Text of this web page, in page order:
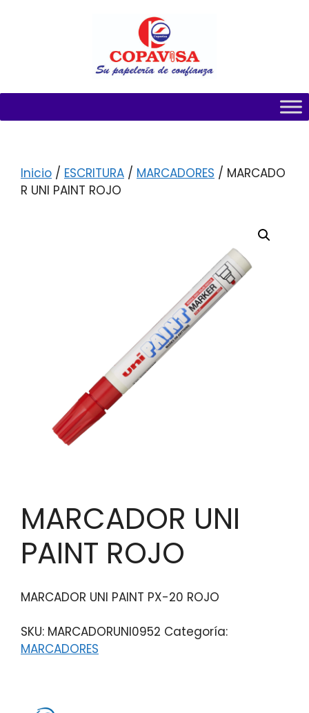
Inicio / ESCRITURA / MARCADORES / MARCADO
R UNI PAINT ROJO
MARCADOR UNI
PAINT ROJO
MARCADOR UNI PAINT PX-20 ROJO
SKU: MARCADORUNI0952 Categoría:
MARCADORES